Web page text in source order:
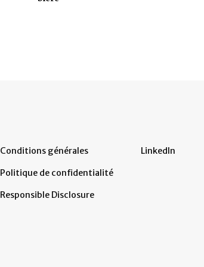
Conditions générales
Politique de confidentialité
Responsible Disclosure
LinkedIn